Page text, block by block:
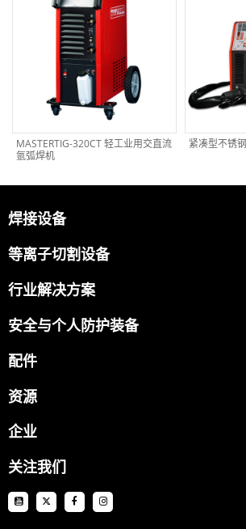
MASTERTIG-320CT 轻工业用交直流
氩弧焊机
紧凑型不锈
焊接设备
等离子切割设备
行业解决方案
安全与个人防护装备
配件
资源
企业
关注我们